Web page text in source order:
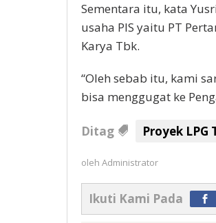
Sementara itu, kata
usaha PIS yaitu PT
Karya Tbk.
“Oleh sebab itu, kami
bisa menggugat ke
Ditag Proyek LPG
oleh Administrator
Ikuti Kami Pada